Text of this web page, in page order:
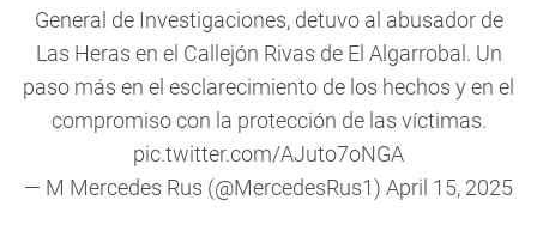
General de Investigaciones, detuvo al abusador de
Las Heras en el Callejón Rivas de El Algarrobal. Un
paso más en el esclarecimiento de los hechos y en el
compromiso con la protección de las víctimas.
pic.twitter.com/AJuto7oNGA
— M Mercedes Rus (@MercedesRus1) April 15, 2025